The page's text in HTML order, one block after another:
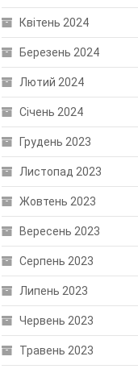
Квітень 2024
Березень 2024
Лютий 2024
Січень 2024
Грудень 2023
Листопад 2023
Жовтень 2023
Вересень 2023
Серпень 2023
Липень 2023
Червень 2023
Травень 2023